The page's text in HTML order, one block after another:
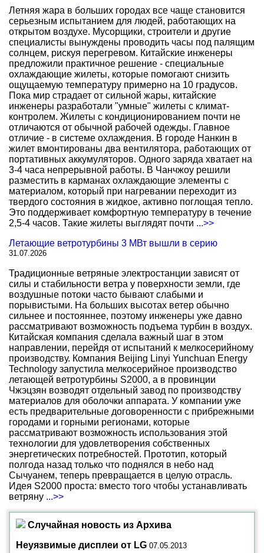
Летняя жара в больших городах все чаще становится
серьезным испытанием для людей, работающих на
открытом воздухе. Мусорщики, строители и другие
специалисты вынуждены проводить часы под палящим
солнцем, рискуя перегревом. Китайские инженеры
предложили практичное решение - специальные
охлаждающие жилеты, которые помогают снизить
ощущаемую температуру примерно на 10 градусов.
Пока мир страдает от сильной жары, китайские
инженеры разработали "умные" жилеты с климат-
контролем. Жилеты с кондиционированием почти не
отличаются от обычной рабочей одежды. Главное
отличие - в системе охлаждения. В городе Нанкин в
жилет вмонтированы два вентилятора, работающих от
портативных аккумуляторов. Одного заряда хватает на
3-4 часа непрерывной работы. В Чанчжоу решили
разместить в карманах охлаждающие элементы с
материалом, который при нагревании переходит из
твердого состояния в жидкое, активно поглощая тепло.
Это поддерживает комфортную температуру в течение
2,5-4 часов. Такие жилеты выглядят почти ...>>
Летающие ветротурбины 3 МВт вышли в серию
31.07.2026
Традиционные ветряные электростанции зависят от
силы и стабильности ветра у поверхности земли, где
воздушные потоки часто бывают слабыми и
порывистыми. На больших высотах ветер обычно
сильнее и постояннее, поэтому инженеры уже давно
рассматривают возможность подъема турбин в воздух.
Китайская компания сделала важный шаг в этом
направлении, перейдя от испытаний к мелкосерийному
производству. Компания Beijing Linyi Yunchuan Energy
Technology запустила мелкосерийное производство
летающей ветротурбины S2000, а в провинции
Чжэцзян возводят отдельный завод по производству
материалов для оболочки аппарата. У компании уже
есть предварительные договоренности с прибрежными
городами и горными регионами, которые
рассматривают возможность использования этой
технологии для удовлетворения собственных
энергетических потребностей. Прототип, который
полгода назад только что поднялся в небо над
Сычуанем, теперь превращается в целую отрасль.
Идея S2000 проста: вместо того чтобы устанавливать
ветряну ...>>
Случайная новость из Архива
Неуязвимые дисплеи от LG 07.05.2013